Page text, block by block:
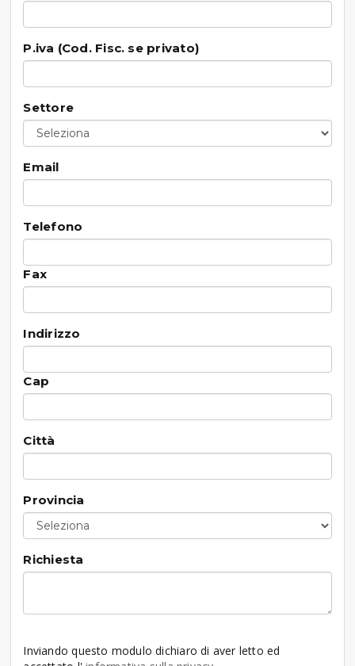
P.iva (Cod. Fisc. se privato)
Settore
Email
Telefono
Fax
Indirizzo
Cap
Città
Provincia
Richiesta
Inviando questo modulo dichiaro di aver letto ed